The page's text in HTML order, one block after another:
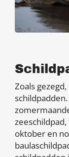
Zoals
oktober en